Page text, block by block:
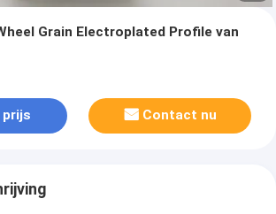
Grain Electroplated Profile van
prijs Contact nu